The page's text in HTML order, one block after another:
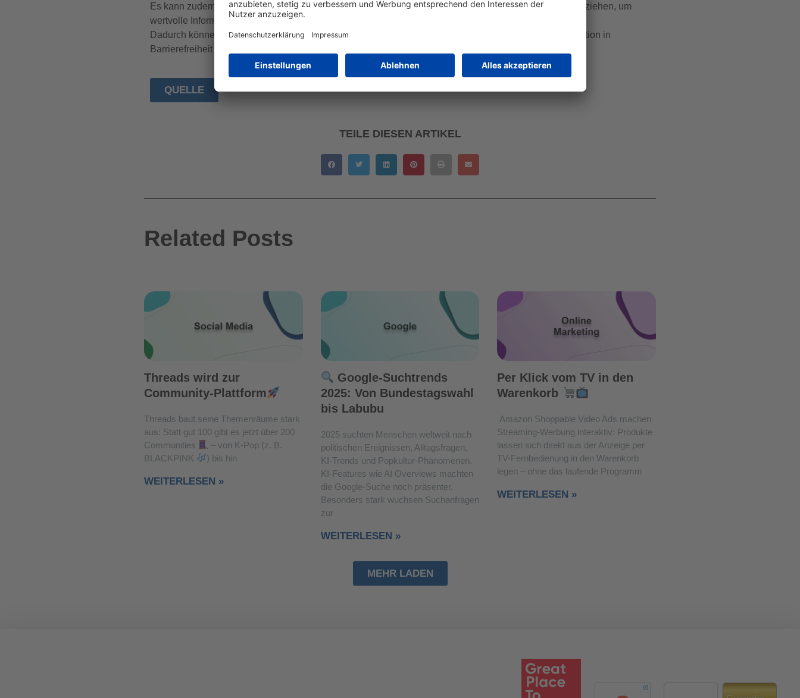
Es kann zudem sinnvoll sein, Menschen mit Behinderungen direkt in den Entwicklungsprozess einzubeziehen, um
wertvolle Informationen zu erhalten und die Wirksamkeit der Maßnahmen zu gewährleisten.
Dadurch können Onlinehändler u.a. zur Inklusion beitragen und ihre Kundenbasis erweitern. Die Investition in
Barrierefreiheit lohnt sich somit rechtlich als auch unternehmerisch.
QUELLE
TEILE DIESEN ARTIKEL
Related Posts
Threads wird zur
Community-Plattform
Threads baut seine Themenräume stark
aus: Statt gut 100 gibt es jetzt über 200
Communities
– von K-Pop (z. B.
BLACKPINK
) bis hin
WEITERLESEN »
Google-Suchtrends
2025: Von Bundestagswahl
bis Labubu
2025 suchten Menschen weltweit nach
politischen Ereignissen, Alltagsfragen,
KI-Trends und Popkultur-Phänomenen.
KI-Features wie AI Overviews machten
die Google-Suche noch präsenter.
Besonders stark wuchsen Suchanfragen
zur
WEITERLESEN »
Per Klick vom TV in den
Warenkorb
Amazon Shoppable Video Ads machen
Streaming-Werbung interaktiv: Produkte
lassen sich direkt aus der Anzeige per
TV-Fernbedienung in den Warenkorb
legen – ohne das laufende Programm
WEITERLESEN »
MEHR LADEN